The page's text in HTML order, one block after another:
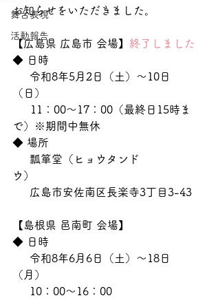
舞台表現
活動報告
お知らせをいただきました。
【広島県 広島市 会場】 終了しました
◆ 日時
（日）
11：00〜17：00（最終日15時ま
で）※期間中無休
◆ 場所
ウ）
     広島市安佐南区長楽寺3丁目3-43
【島根県 邑南町 会場】
◆ 日時
（月）
     10：00〜16：00